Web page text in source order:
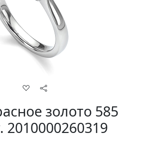
золото 585
2010000260319